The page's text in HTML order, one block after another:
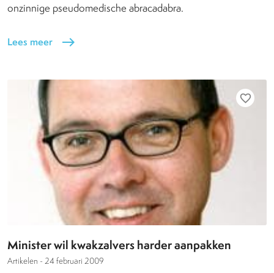
onzinnige pseudomedische abracadabra.
Lees meer east
favorite_border
Minister wil kwakzalvers harder aanpakken
Artikelen - 24 februari 2009